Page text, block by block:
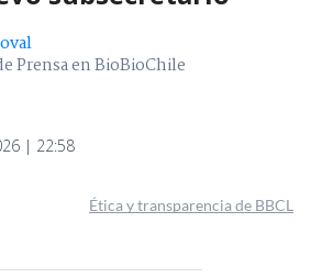
Prensa en BioBioChile
| 22:58
Ética y transparencia de BBCL